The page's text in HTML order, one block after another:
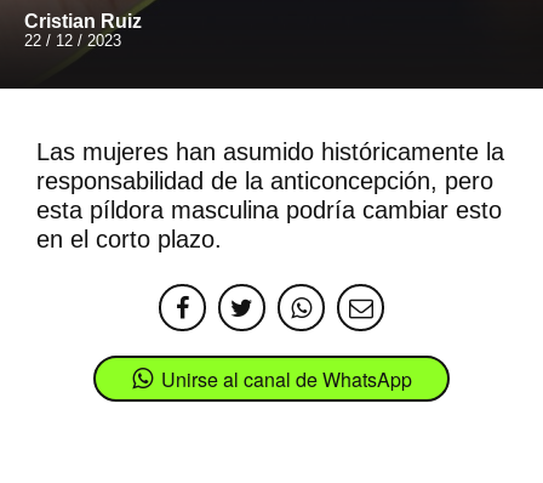
Cristian Ruiz
22 / 12 / 2023
Las mujeres han asumido históricamente la
responsabilidad de la anticoncepción, pero
esta píldora masculina podría cambiar esto
en el corto plazo.
Unirse al canal de WhatsApp